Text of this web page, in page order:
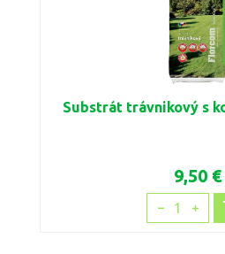
Substrát trávnikový s
9,50 €
1